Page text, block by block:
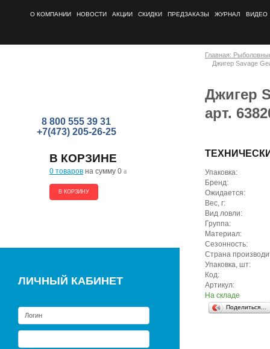
О КОМПАНИИ НОВОСТИ АКЦИИ СКИДКИ ПРЕДЗАКАЗЫ ЖУРНАЛ ВИДЕО
8 800 555 39 31
+7(473) 205-26-25
В КОРЗИНЕ
0 товаров на сумму 0 a
В КОРЗИНУ
ЛИЧНЫЙ КАБИНЕТ
Главная:
Джигер Savage
Джигер
арт.
Упаковка:
Бренд:
Ожидается:
Вес, г:
Вид ловли:
Группа:
Материал:
Сезонность:
Страна
Упаковка, шт:
Код:
Артикул:
На складе
Поделиться…